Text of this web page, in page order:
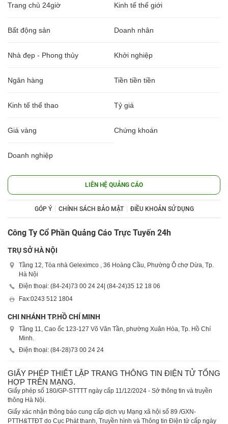
Trang chủ 24giờ Kinh tế thế giới
Bất động sản Doanh nhân
Nhà đẹp - Phong thủy Khởi nghiệp
Ngân hàng Tiền tiền tiền
Kinh tế thể thao Tỷ giá
Giá vàng Chứng khoán
Doanh nghiệp
LIÊN HỆ QUẢNG CÁO
GÓP Ý CHÍNH SÁCH BẢO MẬT ĐIỀU KHOẢN SỬ DỤNG
Công Ty Cổ Phần Quảng Cáo Trực Tuyến 24h
TRỤ SỞ HÀ NỘI
Tầng 12, Tòa nhà Geleximco , 36 Hoàng Cầu, Phường Ô chợ Dừa, Tp.
Hà Nội
Điện thoại: (84-24)73 00 24 24| (84-24)35 12 18 06
Fax:0243 512 1804
CHI NHÁNH TP.HỒ CHÍ MINH
Tầng 11, Cao ốc 123-127 Võ Văn Tần, phường Xuân Hòa, Tp. Hồ Chí
Minh.
Điện thoại: (84-28)73 00 24 24
GIẤY PHÉP THIẾT LẬP TRANG THÔNG TIN ĐIỆN TỬ TỔNG
HỢP TRÊN MẠNG.
Giấy phép số 180/GP-STTTT ngày cấp 11/12/2024 - Sở thông tin và truyền
thông Hà Nội.
Giấy xác nhận thông báo cung cấp dịch vụ Mạng xã hội số 89 /GXN-
PTTH&TTĐT do Cục Phát thanh, Truyền hình và Thông tin Điện tử cấp ngày